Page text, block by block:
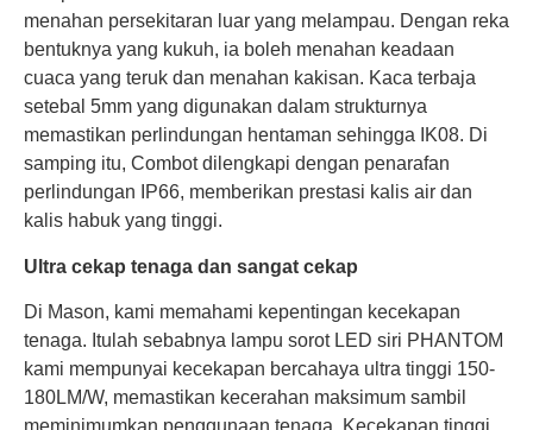
menahan persekitaran luar yang melampau. Dengan reka
bentuknya yang kukuh, ia boleh menahan keadaan
cuaca yang teruk dan menahan kakisan. Kaca terbaja
setebal 5mm yang digunakan dalam strukturnya
memastikan perlindungan hentaman sehingga IK08. Di
samping itu, Combot dilengkapi dengan penarafan
perlindungan IP66, memberikan prestasi kalis air dan
kalis habuk yang tinggi.
Ultra cekap tenaga dan sangat cekap
Di Mason, kami memahami kepentingan kecekapan
tenaga. Itulah sebabnya lampu sorot LED siri PHANTOM
kami mempunyai kecekapan bercahaya ultra tinggi 150-
180LM/W, memastikan kecerahan maksimum sambil